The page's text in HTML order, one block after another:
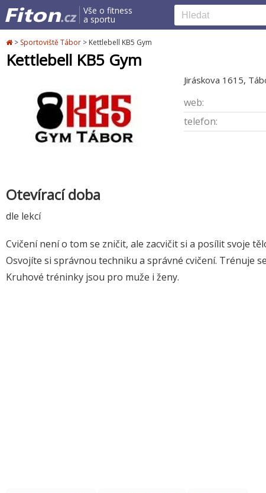
Vše o fitness
a sportu
> Sportoviště Tábor > Kettlebell KB5 Gym
Kettlebell KB5 Gym
Jiráskova 1615,
web:
telefon:
Otevírací doba
dle lekcí
Cvičení není o tom se zničit, ale zacvičit si a posílit svoje
Osvojíte si správnou techniku a správné cvičení. Trénuje
Kruhové tréninky jsou pro muže i ženy.